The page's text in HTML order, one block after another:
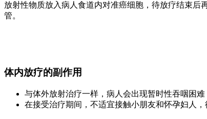
放射性物质放入病人食道内对准癌细胞，待放疗结束
管。
体内放疗的副作用
与体外放射治疗一样，病人会出现暂时性吞咽困
在接受治疗期间，不适宜接触小朋友和怀孕妇人，